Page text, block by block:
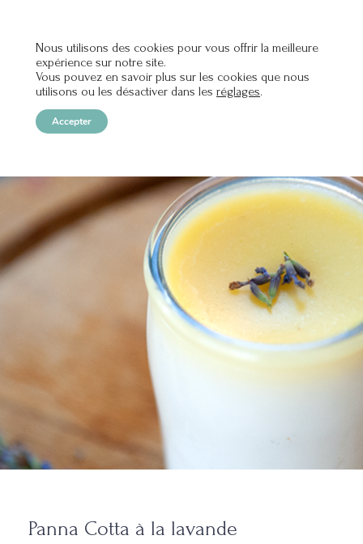
Panna Cotta à la lavande
Nous utilisons des cookies pour vous offrir la meilleure
expérience sur notre site.
Vous pouvez en savoir plus sur les cookies que nous
utilisons ou les désactiver dans les réglages.
Accepter